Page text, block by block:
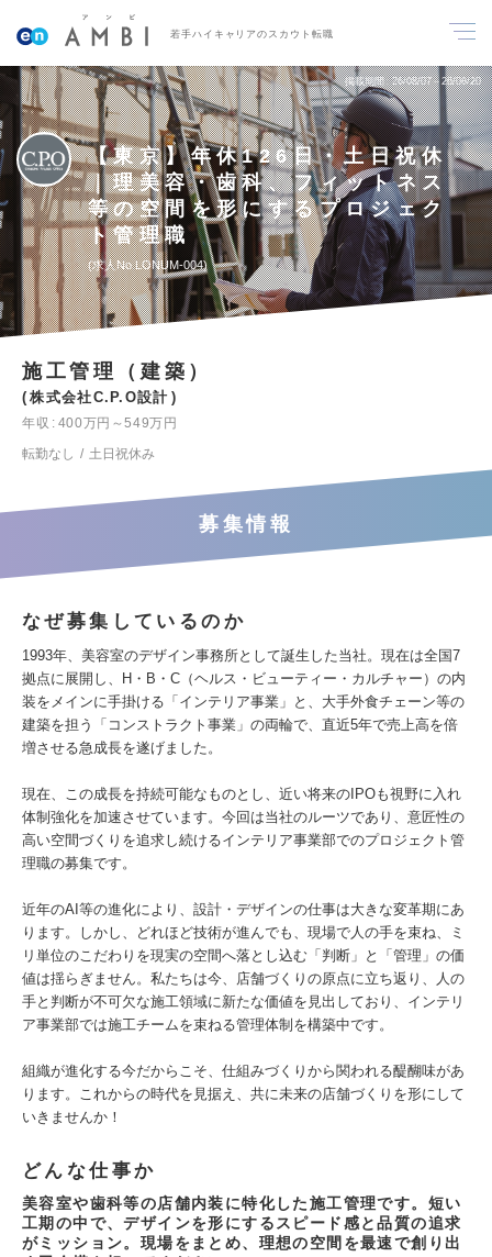
若手ハイキャリアのスカウト転職
掲載期間 26/08/07～26/08/20
【東京】年休126日・土日祝休
｜理美容・歯科、フィットネス
等の空間を形にするプロジェク
ト管理職
求人No.LONUM-004
施工管理（建築）
株式会社C.P.O設計
年収
400万円～549万円
転勤なし
土日祝休み
募集情報
なぜ募集しているのか
1993年、美容室のデザイン事務所として誕生した当社。現在は全国7
拠点に展開し、H・B・C（ヘルス・ビューティー・カルチャー）の内
装をメインに手掛ける「インテリア事業」と、大手外食チェーン等の
建築を担う「コンストラクト事業」の両輪で、直近5年で売上高を倍
増させる急成長を遂げました。
現在、この成長を持続可能なものとし、近い将来のIPOも視野に入れ
体制強化を加速させています。今回は当社のルーツであり、意匠性の
高い空間づくりを追求し続けるインテリア事業部でのプロジェクト管
理職の募集です。
近年のAI等の進化により、設計・デザインの仕事は大きな変革期にあ
ります。しかし、どれほど技術が進んでも、現場で人の手を束ね、ミ
リ単位のこだわりを現実の空間へ落とし込む「判断」と「管理」の価
値は揺らぎません。私たちは今、店舗づくりの原点に立ち返り、人の
手と判断が不可欠な施工領域に新たな価値を見出しており、インテリ
ア事業部では施工チームを束ねる管理体制を構築中です。
組織が進化する今だからこそ、仕組みづくりから関われる醍醐味があ
ります。これからの時代を見据え、共に未来の店舗づくりを形にして
いきませんか！
どんな仕事か
美容室や歯科等の店舗内装に特化した施工管理です。短い
工期の中で、デザインを形にするスピード感と品質の追求
がミッション。現場をまとめ、理想の空間を最速で創り出